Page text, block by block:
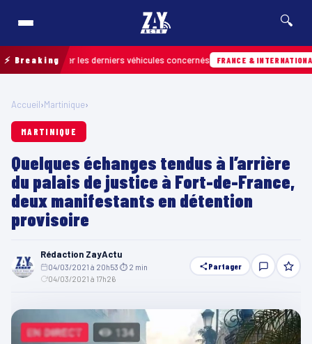
🔍
⚡ Breaking
retrouver les derniers véhicules concernés FRANCE & INTERNATIONALE
Accueil›Martinique›
MARTINIQUE
Quelques échanges tendus à l’arrière
du palais de justice à Fort-de-France,
deux manifestants en détention
provisoire
Rédaction ZayActu
04/03/2021 à 20h53 ⏱ 2 min
04/03/2021 à 17h26
Partager